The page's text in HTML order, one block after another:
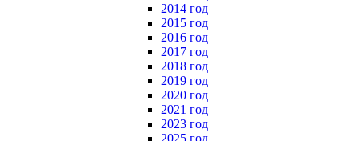
2014 год
2015 год
2016 год
2017 год
2018 год
2019 год
2020 год
2021 год
2023 год